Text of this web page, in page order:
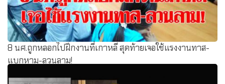
8 นศ.ถูกหลอกไปฝึกงานที่เกาหลี สุดท้ายเจอใช้แรงงานทาส-
แบกหาม-ลวนลาม!